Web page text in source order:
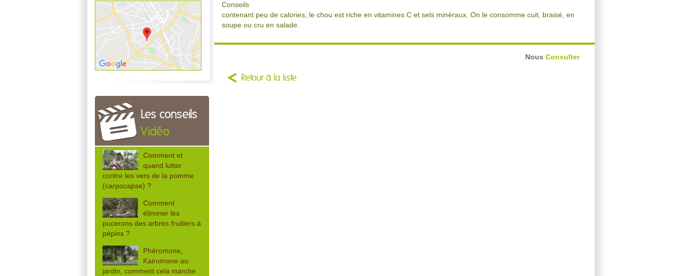
Les conseils
Vidéo
Comment et
quand lutter
contre les vers de la pomme
(carpocapse) ?
Comment
éliminer les
pucerons des arbres fruitiers à
pépins ?
Phéromone,
Kairomone au
jardin, comment cela marche
Conseils
contenant peu de calories, le chou est riche en vitamines C et sels minéraux. On le consomme cuit, braisé, en
soupe ou cru en salade.
Nous Consulter
Retour à la liste